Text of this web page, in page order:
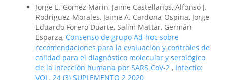
Jorge E. Gomez Marin, Jaime Castellanos, Alfonso J.
Rodriguez-Morales, Jaime A. Cardona-Ospina, Jorge
Eduardo Forero Duarte, Salim Mattar, Germán
Esparza, Consenso de grupo Ad-hoc sobre
recomendaciones para la evaluación y controles de
calidad para el diagnóstico molecular y serológico
de la infección humana por SARS CoV-2 , Infectio:
VOL. 24 (3) SUPLEMENTO 2 2020